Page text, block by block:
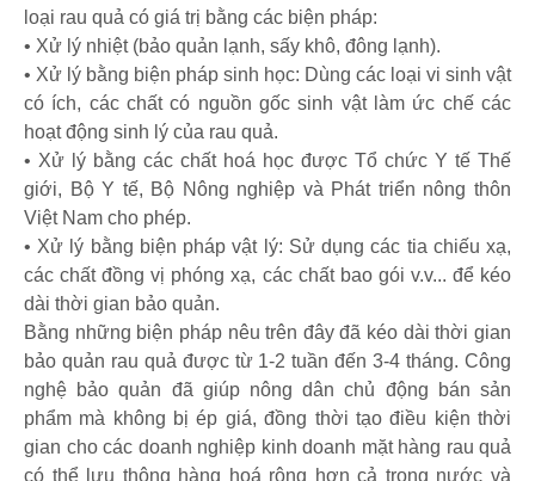
loại rau quả có giá trị bằng các biện pháp:
• Xử lý nhiệt (bảo quản lạnh, sấy khô, đông lạnh).
• Xử lý bằng biện pháp sinh học: Dùng các loại vi sinh vật
có ích, các chất có nguồn gốc sinh vật làm ức chế các
hoạt động sinh lý của rau quả.
• Xử lý bằng các chất hoá học được Tổ chức Y tế Thế
giới, Bộ Y tế, Bộ Nông nghiệp và Phát triển nông thôn
Việt Nam cho phép.
• Xử lý bằng biện pháp vật lý: Sử dụng các tia chiếu xạ,
các chất đồng vị phóng xạ, các chất bao gói v.v... để kéo
dài thời gian bảo quản.
Bằng những biện pháp nêu trên đây đã kéo dài thời gian
bảo quản rau quả được từ 1-2 tuần đến 3-4 tháng. Công
nghệ bảo quản đã giúp nông dân chủ động bán sản
phẩm mà không bị ép giá, đồng thời tạo điều kiện thời
gian cho các doanh nghiệp kinh doanh mặt hàng rau quả
có thể lưu thông hàng hoá rộng hơn cả trong nước và